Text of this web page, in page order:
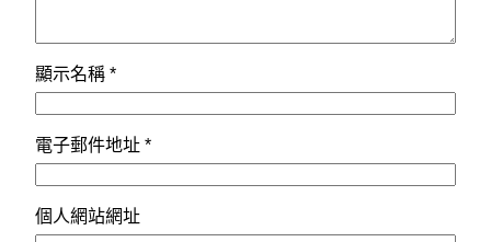
顯示名稱 *
電子郵件地址 *
個人網站網址